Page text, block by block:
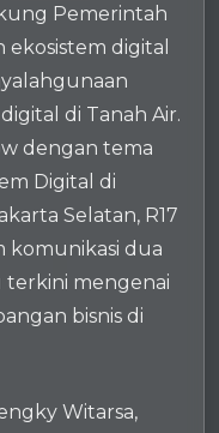
Pemerintah
ekosistem digital
di Tanah Air.
dengan tema
Digital di
Selatan, R17
komunikasi dua
terkini mengenai
bisnis di
Witarsa,